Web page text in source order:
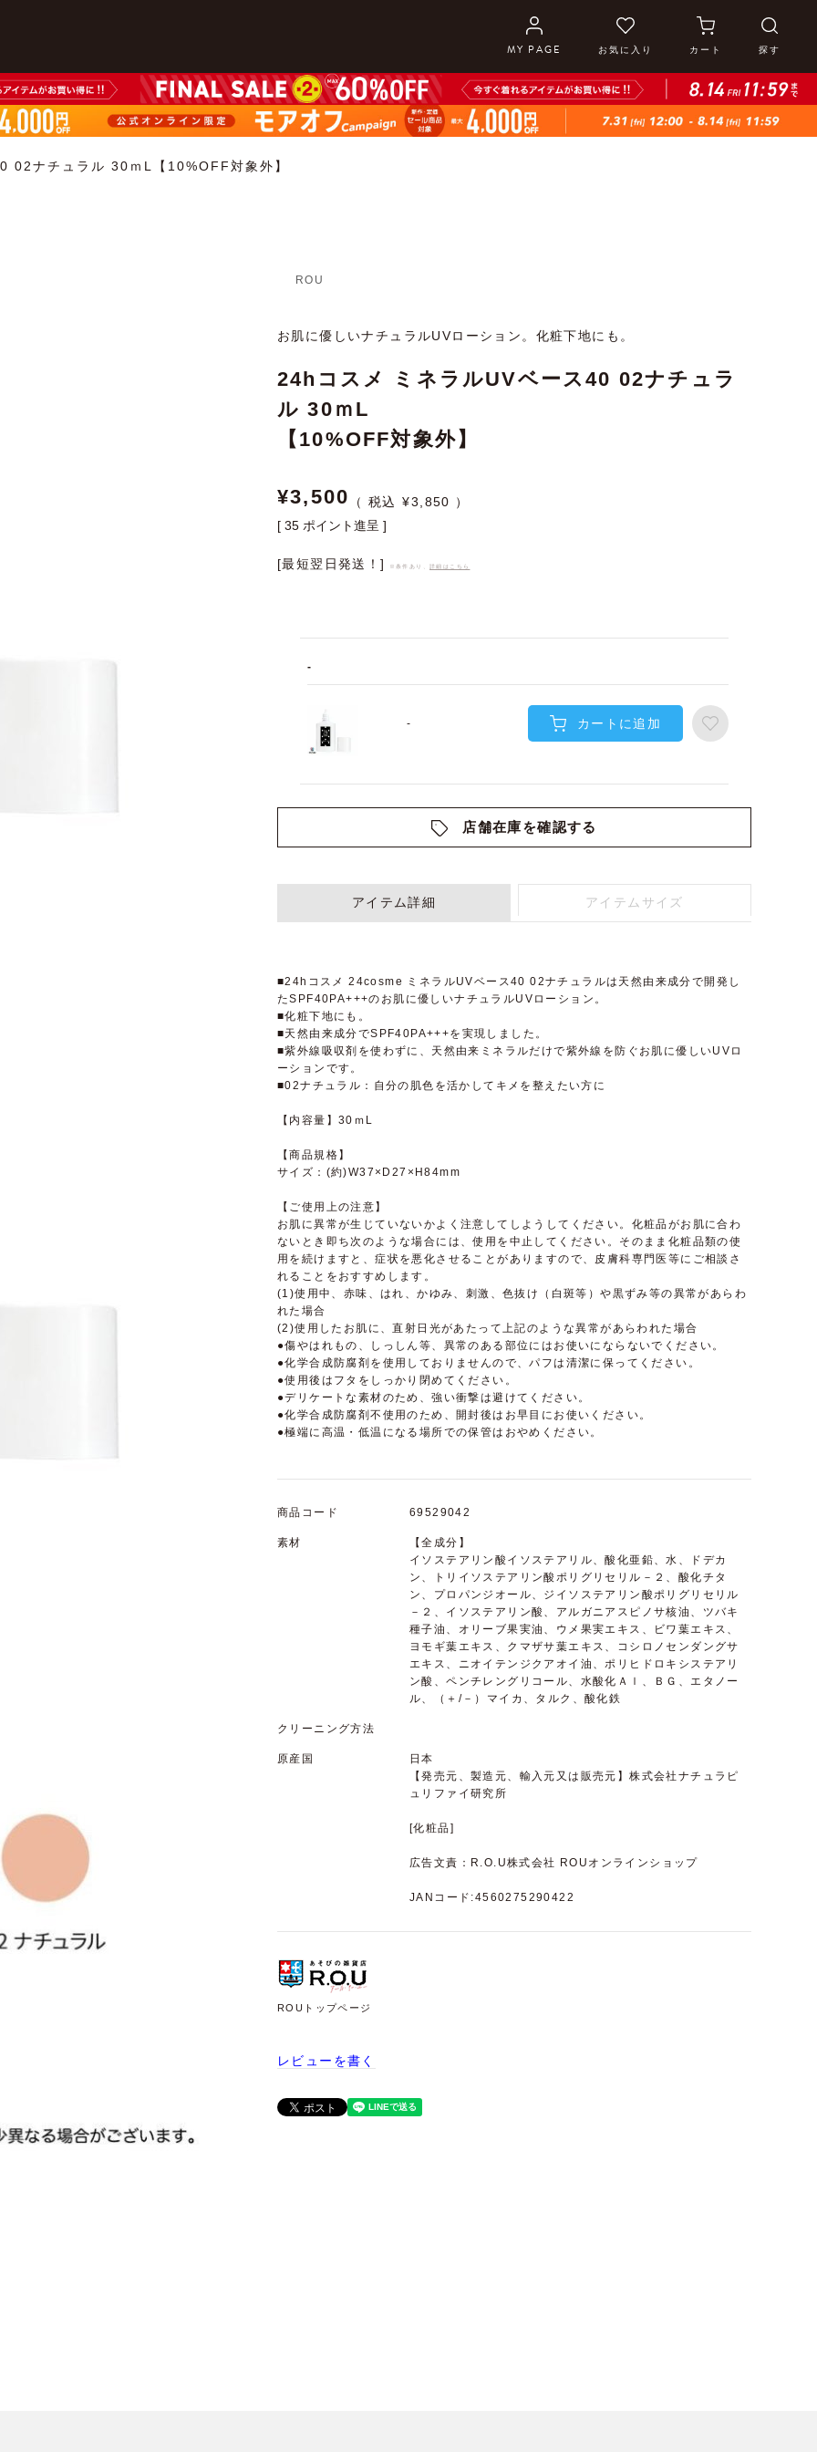
MY PAGE お気に入り カート 探す
02ナチュラル 30ｍL【10%OFF対象外】
ROU
お肌に優しいナチュラルUVローション。化粧下地にも。
24hコスメ ミネラルUVベース40 02ナチュラ
ル 30ｍL
【10%OFF対象外】
¥3,500 ¥3,850
[ 35 ポイント進呈 ]
[最短翌日発送！] ※条件あり、 詳細はこちら
-
- カートに追加
店舗在庫を確認する
アイテム詳細 アイテムサイズ
■24hコスメ 24cosme ミネラルUVベース40 02ナチュラルは天然由来成分で開発し
たSPF40PA+++のお肌に優しいナチュラルUVローション。
■化粧下地にも。
■天然由来成分でSPF40PA+++を実現しました。
■紫外線吸収剤を使わずに、天然由来ミネラルだけで紫外線を防ぐお肌に優しいUVロ
ーションです。
■02ナチュラル：自分の肌色を活かしてキメを整えたい方に
【内容量】30ｍL
【商品規格】
サイズ：(約)W37×D27×H84mm
【ご使用上の注意】
お肌に異常が生じていないかよく注意してしようしてください。化粧品がお肌に合わ
ないとき即ち次のような場合には、使用を中止してください。そのまま化粧品類の使
用を続けますと、症状を悪化させることがありますので、皮膚科専門医等にご相談さ
れることをおすすめします。
(1)使用中、赤味、はれ、かゆみ、刺激、色抜け（白斑等）や黒ずみ等の異常があらわ
れた場合
(2)使用したお肌に、直射日光があたって上記のような異常があらわれた場合
●傷やはれもの、しっしん等、異常のある部位にはお使いにならないでください。
●化学合成防腐剤を使用しておりませんので、パフは清潔に保ってください。
●使用後はフタをしっかり閉めてください。
●デリケートな素材のため、強い衝撃は避けてください。
●化学合成防腐剤不使用のため、開封後はお早目にお使いください。
●極端に高温・低温になる場所での保管はおやめください。
商品コード 69529042
素材
【全成分】
イソステアリン酸イソステアリル、酸化亜鉛、水、ドデカ
ン、トリイソステアリン酸ポリグリセリル－２、酸化チタ
ン、プロパンジオール、ジイソステアリン酸ポリグリセリル
－２、イソステアリン酸、アルガニアスピノサ核油、ツバキ
種子油、オリーブ果実油、ウメ果実エキス、ビワ葉エキス、
ヨモギ葉エキス、クマザサ葉エキス、コシロノセンダングサ
エキス、ニオイテンジクアオイ油、ポリヒドロキシステアリ
ン酸、ペンチレングリコール、水酸化Ａｌ、ＢＧ、エタノー
ル、（＋/－）マイカ、タルク、酸化鉄
クリーニング方法
原産国
日本
【発売元、製造元、輸入元又は販売元】株式会社ナチュラピ
ュリファイ研究所
[化粧品]
広告文責：R.O.U株式会社 ROUオンラインショップ
JANコード:4560275290422
ROUトップページ
レビューを書く